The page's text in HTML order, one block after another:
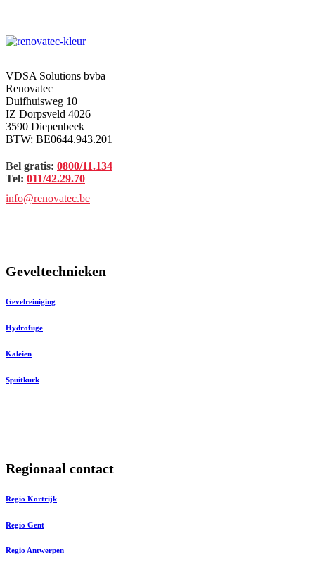
VDSA Solutions bvba
Renovatec
Duifhuisweg 10
IZ Dorpsveld 4026
3590 Diepenbeek
BTW: BE0644.943.201
Bel gratis: 0800/11.134
Tel: 011/42.29.70
info@renovatec.be
Geveltechnieken
Gevelreiniging
Hydrofuge
Kaleien
Spuitkurk
Regionaal contact
Regio Kortrijk
Regio Gent
Regio Antwerpen